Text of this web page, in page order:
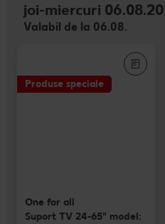
joi-miercuri
Valabil de la 06.08.
Produse speciale
One for all
Suport TV 24-65" model: